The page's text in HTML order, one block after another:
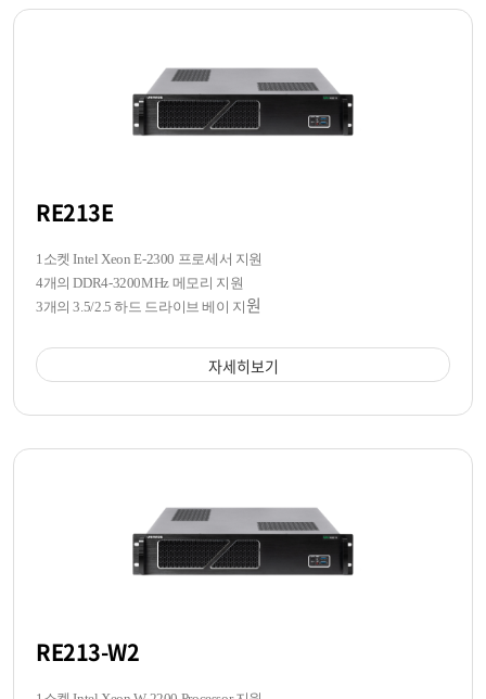
RE213E
1소켓 Intel Xeon E-2300 프로세서 지원
4개의 DDR4-3200MHz 메모리 지원
3개의 3.5/2.5 하드 드라이브 베이 지원
자세히보기
RE213-W2